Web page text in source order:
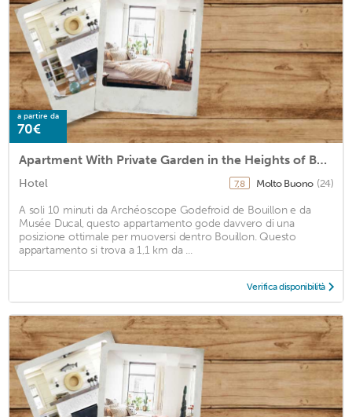
a partire da
70€
Apartment With Private Garden in the Heights of Bouillon
Hotel 7,8 Molto Buono (24)
A soli 10 minuti da Archéoscope Godefroid de Bouillon e da
Musée Ducal, questo appartamento gode davvero di una
posizione ottimale per muoversi dentro Bouillon. Questo
appartamento si trova a 1,1 km da ...
Verifica disponibilità